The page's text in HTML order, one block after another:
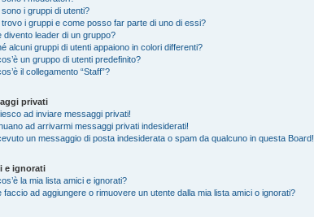
i gruppi di utenti?
trovo i gruppi e come posso far parte di uno di essi?
divento leader di un gruppo?
alcuni gruppi di utenti appaiono in colori differenti?
un gruppo di utenti predefinito?
il collegamento “Staff”?
privati
ad inviare messaggi privati!
ad arrivarmi messaggi privati indesiderati!
un messaggio di posta indesiderata o spam da qualcuno in questa Board!
e ignorati
la mia lista amici e ignorati?
faccio ad aggiungere o rimuovere un utente dalla mia lista amici o ignorati?